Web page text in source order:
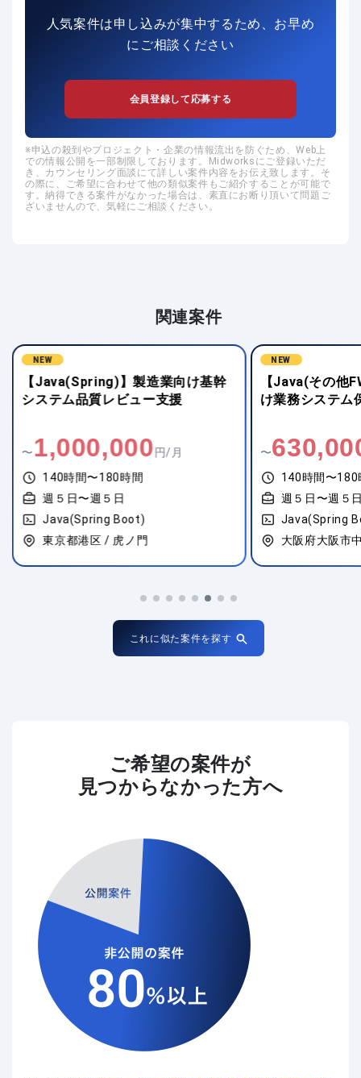
人気案件は申し込みが集中するため、お早め
にご相談ください
会員登録して応募する
申込の殺到やプロジェクト・企業の情報流出を防ぐため、Web上
での情報公開を一部制限しております。Midworksにご登録いただ
き、カウンセリング面談にて詳しい案件内容をお伝え致します。そ
の際に、ご希望に合わせて他の類似案件もご紹介することが可能で
す。納得できる案件がなかった場合は、素直にお断り頂いて問題ご
ざいませんので、気軽にご相談ください。
関連案件
NEW
【Java(Spring)】製造業向け基幹
システム品質レビュー支援
〜1,000,000 円/月
140時間〜180時間
週５日〜週５日
Java(Spring Boot)
東京都港区 / 虎ノ門
NEW
【Java(その他
け業務システム
〜
140時間〜180
週５日〜週５
Java(Spring
大阪府大阪市
これに似た案件を探す
ご希望の案件が
見つからなかった方へ